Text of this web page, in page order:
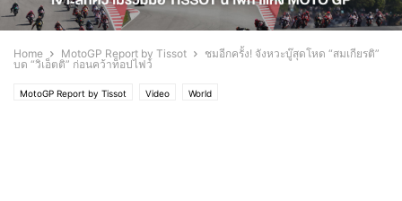
Home MotoGP Report by Tissot
ชมอีกครั้ง! จังหวะบู๊สุดโหด “สมเกียรติ”
บด “วิเอ็ตติ” ก่อนคว้าท็อปไฟว์
MotoGP Report by Tissot Video World